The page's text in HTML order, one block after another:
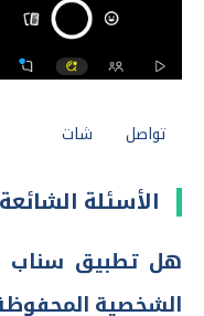
تواصل شات
الأسئلة الشائعة
هل تطبيق سناب
الشخصية